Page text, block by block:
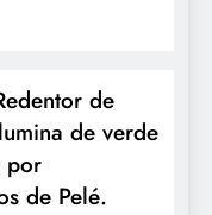
de
de verde
por
de Pelé.